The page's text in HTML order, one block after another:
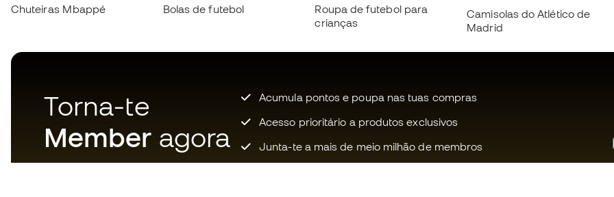
Chuteiras Mbappé
Bolas de futebol
Roupa de futebol para
crianças
Camisolas do Atlético de
Madrid
Torna-te
Member agora
Acumula pontos e poupa nas tuas compras
Acesso prioritário a produtos exclusivos
Junta-te a mais de meio milhão de membros